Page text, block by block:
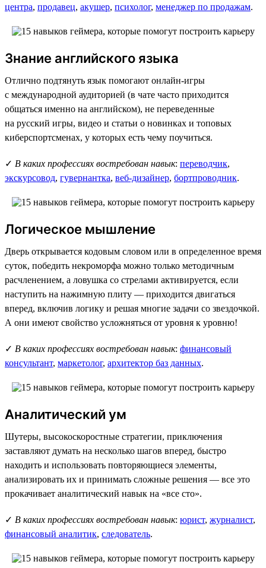
центра, продавец, акушер, психолог, менеджер по продажам.
Знание английского языка
Отлично подтянуть язык помогают онлайн-игры
с международной аудиторией (в чате часто приходится
общаться именно на английском), не переведенные
на русский игры, видео и статьи о новинках и топовых
киберспортсменах, у которых есть чему поучиться.
✓ В каких профессиях востребован навык: переводчик,
экскурсовод, гувернантка, веб-дизайнер, бортпроводник.
Логическое мышление
Дверь открывается кодовым словом или в определенное время
суток, победить некроморфа можно только методичным
расчленением, а ловушка со стрелами активируется, если
наступить на нажимную плиту — приходится двигаться
вперед, включив логику и решая многие задачи со звездочкой.
А они имеют свойство усложняться от уровня к уровню!
✓ В каких профессиях востребован навык: финансовый
консультант, маркетолог, архитектор баз данных.
Аналитический ум
Шутеры, высокоскоростные стратегии, приключения
заставляют думать на несколько шагов вперед, быстро
находить и использовать повторяющиеся элементы,
анализировать их и принимать сложные решения — все это
прокачивает аналитический навык на «все сто».
✓ В каких профессиях востребован навык: юрист, журналист,
финансовый аналитик, следователь.